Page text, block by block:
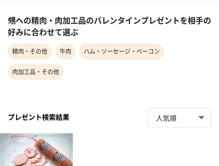
甥への精肉・肉加工品のバレンタインプレゼントを相手の
好みに合わせて選ぶ
精肉・その他 牛肉 ハム・ソーセージ・ベーコン
肉加工品・その他
プレゼント検索結果